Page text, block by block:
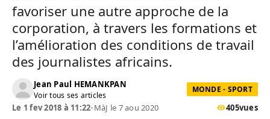
favoriser une autre approche de la
corporation, à travers les formations et
l’amélioration des conditions de travail
des journalistes africains.
Jean Paul HEMANKPAN
Voir tous ses articles
MONDE - SPORT
Le 1 fev 2018 à 11:22•MàJ le 7 aou 2020 405vues